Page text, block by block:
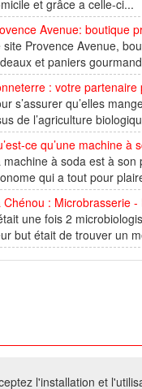
et grâce a celle-ci...
Avenue: boutique
site Provence Avenue,
et paniers
: votre partenaire
s’assurer qu’elles
de l’agriculture
ce qu’une machine à
machine à soda est à
qui a tout pour
Chénou : Microbrasserie
une fois 2
but était de trouver un
- Toute reproduction du
l'installation et